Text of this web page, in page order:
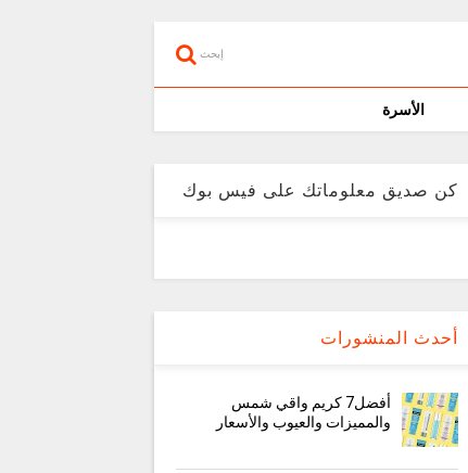
إبحث
الأسرة
كن صديق معلوماتك على فيس بوك
أحدث المنشورات
أفضل7 كريم واقي شمس
والمميزات والعيوب والأسعار